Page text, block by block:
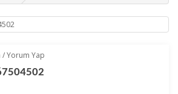
/Yorum Yap